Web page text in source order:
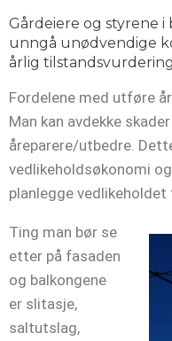
Gårdeiere og styrene i
unngå unødvendige
årlig
Fordelene med utføre
Man kan avdekke
åreparere/utbedre.
vedlikeholdsøkonomi
planlegge vedlikeholdet
Ting man bør se
etter på fasaden
og balkongene
er slitasje,
saltutslag,